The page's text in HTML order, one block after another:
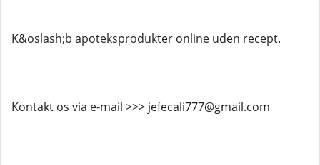
K&oslash;b apoteksprodukter online uden recept.
Kontakt os via e-mail >>> jefecali777@gmail.com